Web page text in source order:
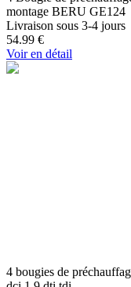
montage BERU GE124
Livraison sous 3-4 jours
54.99 €
Voir en détail
4 bougies de